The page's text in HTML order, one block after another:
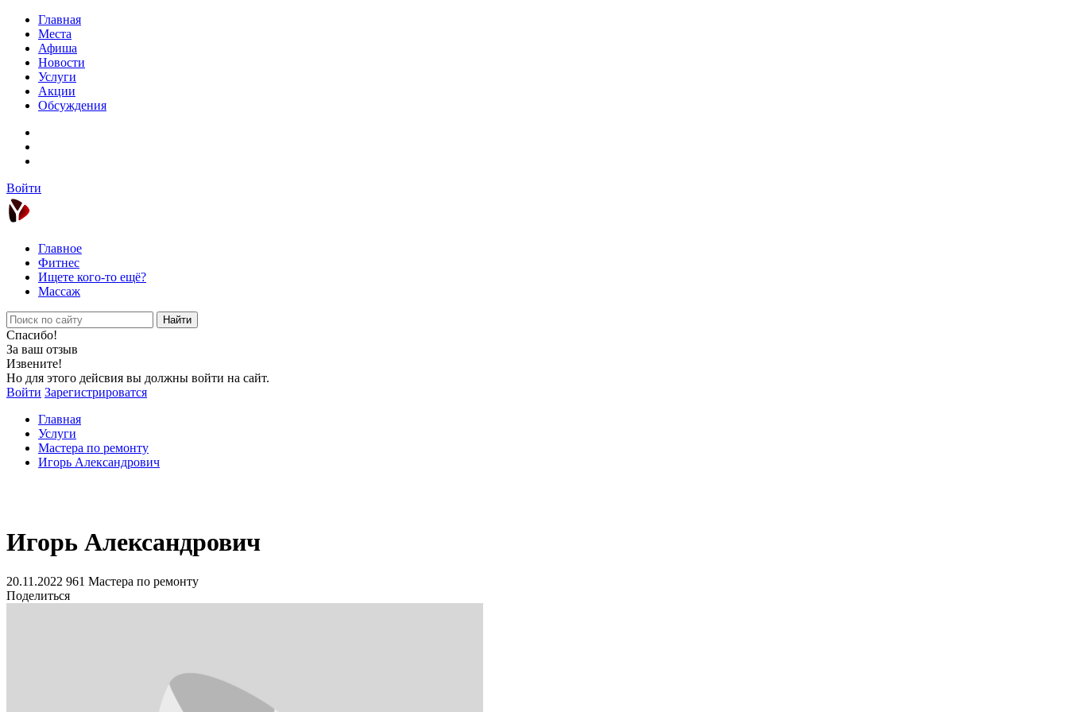
Главная
Места
Афиша
Новости
Услуги
Акции
Обсуждения
Войти
Главное
Фитнес
Ищете кого-то ещё?
Массаж
Найти
Спасибо!
За ваш отзыв
Извените!
Но для этого дейсвия вы должны войти на сайт.
Войти Зарегистрироватся
Главная
Услуги
Мастера по ремонту
Игорь Александрович
Игорь Александрович
20.11.2022 961 Мастера по ремонту
Поделиться